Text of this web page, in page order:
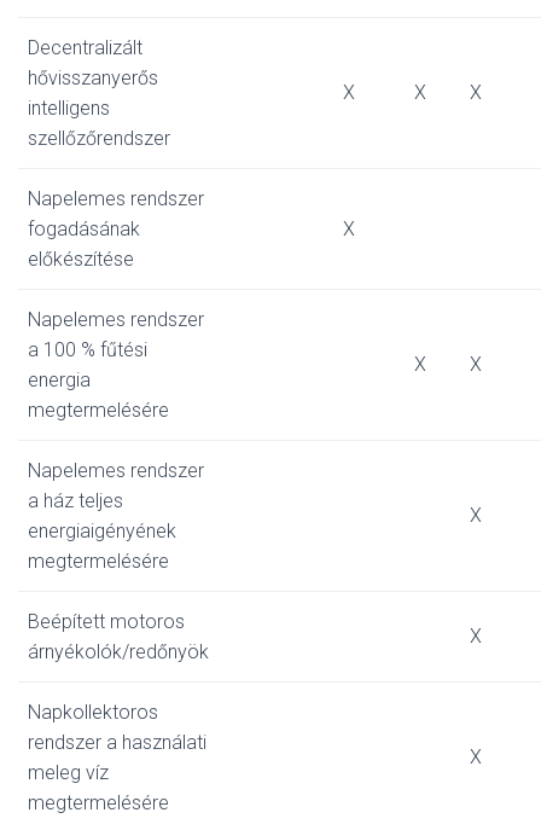
Decentralizált
hővisszanyerős
intelligens
szellőzőrendszer
X X X
Napelemes rendszer
fogadásának
előkészítése
X
Napelemes rendszer
a 100 % fűtési
energia
megtermelésére
X X
Napelemes rendszer
a ház teljes
energiaigényének
megtermelésére
X
Beépített motoros
árnyékolók/redőnyök
X
Napkollektoros
rendszer a használati
meleg víz
megtermelésére
X